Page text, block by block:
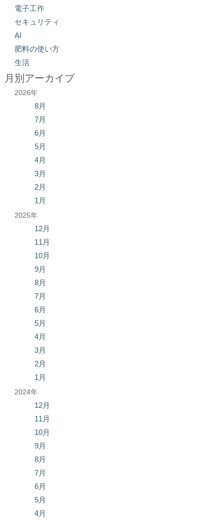
電子工作
セキュリティ
AI
肥料の使い方
生活
月別アーカイブ
2026年
8月
7月
6月
5月
4月
3月
2月
1月
2025年
12月
11月
10月
9月
8月
7月
6月
5月
4月
3月
2月
1月
2024年
12月
11月
10月
9月
8月
7月
6月
5月
4月